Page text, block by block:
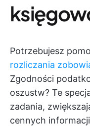
Potrzebujesz
rozliczania
Zgodności
oszustw? Te
zadania,
cennych